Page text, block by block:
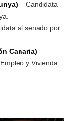
– Candidata
al senado por
Canaria) –
y Vivienda